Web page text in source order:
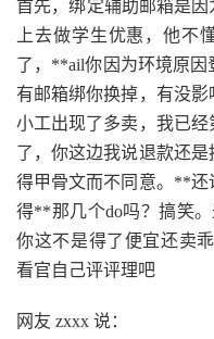
首先，绑定辅助邮箱是
上去做学生优惠，他
了，**ail你因为环境原
有邮箱绑你换掉，有没
小工出现了多卖，我已
了，你这边我说退款还
得甲骨文而不同意。**还
得**那几个do吗？搞笑
你这不是得了便宜还卖
看官自己评评理吧
网友 zxxx 说：